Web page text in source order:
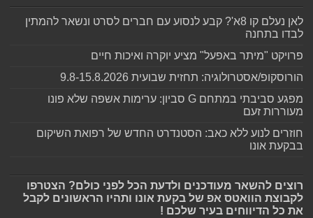
לאן נעלם קו 8א'? קבע לנסוע עם חברים לסרט ונשאר להמתין
לבדו בתחנה
פרויקט "מיתר באפעל" מציע יוקרה ואיכות חיים
הורוסקופ/אסטרולוגיה: תחזית שבועית 9.8-15.8.2026
מפגע סביבתי במתחם G סביון: ערימות אשפה שלא פונו
מעוררות זעם
חוזרים לנוע ללא כאב: הסטנדרט החדש של רפואת השיקום
בבקעת אונו
רוצים להשאר מעודכנים ולדעת הכל לפני כולם? הצטרפו
לקבוצת הוואטס אפ של בקעת אונו ותהיו הראשונים לקבל
את כל הדיווחים בעיר שלכם !